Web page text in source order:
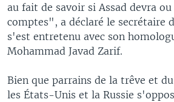
au fait de savoir si Assad devra
comptes", a déclaré le secrétaire
s'est entretenu avec son
Mohammad Javad Zarif.
Bien que parrains de la trêve et
les États-Unis et la Russie